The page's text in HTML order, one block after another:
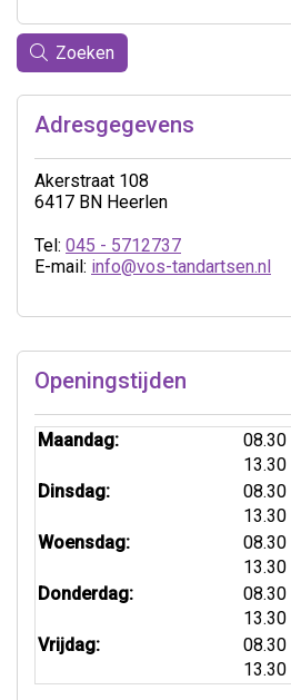
Zoeken
Adresgegevens
Akerstraat 108
6417 BN Heerlen
Tel: 045 - 5712737
E-mail: info@vos-tandartsen.nl
Openingstijden
Maandag: 08.30
13.30
Dinsdag:
08.30
13.30
Woensdag:
08.30
13.30
Donderdag:
08.30
13.30
Vrijdag:
08.30
13.30